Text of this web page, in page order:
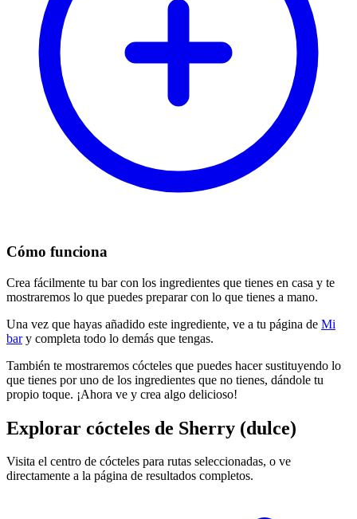
Cómo funciona
Crea fácilmente tu bar con los ingredientes que tienes en casa y te
mostraremos lo que puedes preparar con lo que tienes a mano.
Una vez que hayas añadido este ingrediente, ve a tu página de Mi
bary completa todo lo demás que tengas.
También te mostraremos cócteles que puedes hacer sustituyendo lo
que tienes por uno de los ingredientes que no tienes, dándole tu
propio toque. ¡Ahora ve y crea algo delicioso!
Explorar cócteles de Sherry (dulce)
Visita el centro de cócteles para rutas seleccionadas, o ve
directamente a la página de resultados completos.